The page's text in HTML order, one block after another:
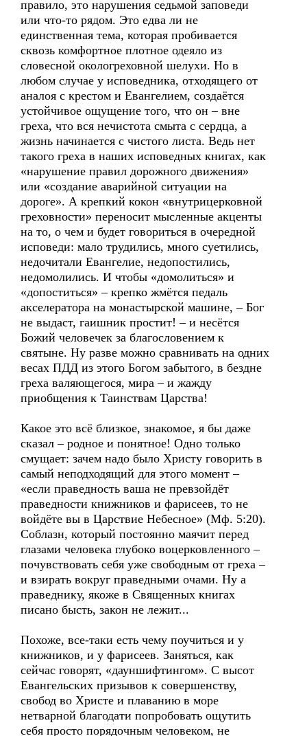
правило, это нарушения седьмой заповеди
или что-то рядом. Это едва ли не
единственная тема, которая пробивается
сквозь комфортное плотное одеяло из
словесной окологреховной шелухи. Но в
любом случае у исповедника, отходящего от
аналоя с крестом и Евангелием, создаётся
устойчивое ощущение того, что он – вне
греха, что вся нечистота смыта с сердца, а
жизнь начинается с чистого листа. Ведь нет
такого греха в наших исповедных книгах, как
«нарушение правил дорожного движения»
или «создание аварийной ситуации на
дороге». А крепкий кокон «внутрицерковной
греховности» переносит мысленные акценты
на то, о чем и будет говориться в очередной
исповеди: мало трудились, много суетились,
недочитали Евангелие, недопостились,
недомолились. И чтобы «домолиться» и
«допоститься» – крепко жмётся педаль
акселератора на монастырской машине, – Бог
не выдаст, гаишник простит! – и несётся
Божий человечек за благословением к
святыне. Ну разве можно сравнивать на одних
весах ПДД из этого Богом забытого, в бездне
греха валяющегося, мира – и жажду
приобщения к Таинствам Царства!
Какое это всё близкое, знакомое, я бы даже
сказал – родное и понятное! Одно только
смущает: зачем надо было Христу говорить в
самый неподходящий для этого момент –
«если праведность ваша не превзойдёт
праведности книжников и фарисеев, то не
войдёте вы в Царствие Небесное» (Мф. 5:20).
Соблазн, который постоянно маячит перед
глазами человека глубоко воцерковленного –
почувствовать себя уже свободным от греха –
и взирать вокруг праведными очами. Ну а
праведнику, якоже в Священных книгах
писано бысть, закон не лежит...
Похоже, все-таки есть чему поучиться и у
книжников, и у фарисеев. Заняться, как
сейчас говорят, «дауншифтингом». С высот
Евангельских призывов к совершенству,
свобод во Христе и плаванию в море
нетварной благодати попробовать ощутить
себя просто порядочным человеком, не